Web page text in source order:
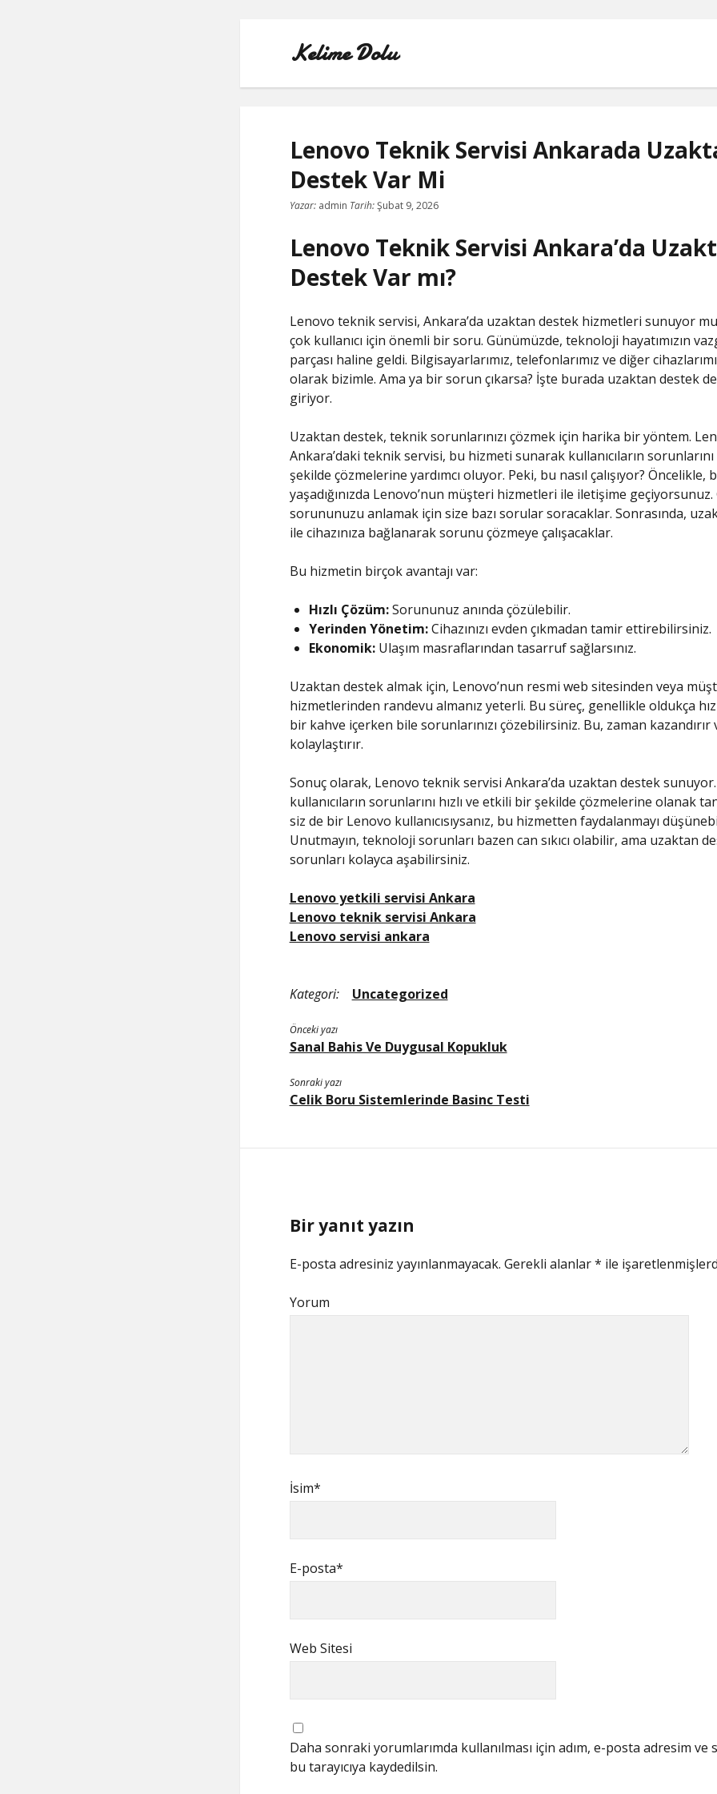
Kelime Dolu
INSTAGRAM BOT HESAPLARININ HIKAYEME
SAYFA LISTESI
TWITTER FAVORI KASMA PARASIZ
TWITTER TAKIPÇI HILESI ŞIFRESIZ
Lenovo Teknik Servisi Ankarada
Destek Var Mi
Yazar:admin Tarih:Şubat 9, 2026
Lenovo Teknik Servisi Ankara’da
Destek Var mı?
Lenovo teknik servisi, Ankara’da uzaktan destek hizmetleri sunuyor
çok kullanıcı için önemli bir soru. Günümüzde, teknoloji hayatımızın
parçası haline geldi. Bilgisayarlarımız, telefonlarımız ve diğer
olarak bizimle. Ama ya bir sorun çıkarsa? İşte burada uzaktan destek
giriyor.
Uzaktan destek, teknik sorunlarınızı çözmek için harika bir yöntem.
Ankara’daki teknik servisi, bu hizmeti sunarak kullanıcıların sorunlarını
şekilde çözmelerine yardımcı oluyor. Peki, bu nasıl çalışıyor? Öncelikle,
yaşadığınızda Lenovo’nun müşteri hizmetleri ile iletişime
sorununuzu anlamak için size bazı sorular soracaklar. Sonrasında,
ile cihazınıza bağlanarak sorunu çözmeye çalışacaklar.
Bu hizmetin birçok avantajı var:
Hızlı Çözüm:Sorununuz anında çözülebilir.
Yerinden Yönetim:Cihazınızı evden çıkmadan tamir ettirebilirsiniz.
Ekonomik:Ulaşım masraflarından tasarruf sağlarsınız.
Uzaktan destek almak için, Lenovo’nun resmi web sitesinden veya
hizmetlerinden randevu almanız yeterli. Bu süreç, genellikle oldukça
bir kahve içerken bile sorunlarınızı çözebilirsiniz. Bu, zaman kazandırır
kolaylaştırır.
Sonuç olarak, Lenovo teknik servisi Ankara’da uzaktan destek
kullanıcıların sorunlarını hızlı ve etkili bir şekilde çözmelerine olanak
siz de bir Lenovo kullanıcısıysanız, bu hizmetten faydalanmayı
Unutmayın, teknoloji sorunları bazen can sıkıcı olabilir, ama uzaktan
sorunları kolayca aşabilirsiniz.
Lenovo yetkili servisi Ankara
Lenovo teknik servisi Ankara
Lenovo servisi ankara
Kategori: Uncategorized
Önceki yazı
Sanal Bahis Ve Duygusal Kopukluk
Sonraki yazı
Celik Boru Sistemlerinde Basinc Testi
Bir yanıt yazın
E-posta adresiniz yayınlanmayacak. Gerekli alanlar* ile
Yorum
İsim*
E-posta*
Web Sitesi
Daha sonraki yorumlarımda kullanılması için adım, e-posta adresim ve
bu tarayıcıya kaydedilsin.